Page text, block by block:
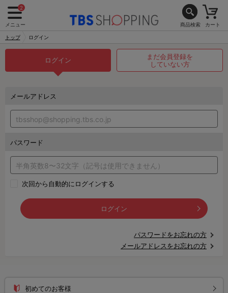
2
メニュー 商品検索 カート
トップ ログイン
ログイン
まだ会員登録を
していない方
メールアドレス
パスワード
次回から自動的にログインする
ログイン
パスワードをお忘れの方
メールアドレスをお忘れの方
初めてのお客様